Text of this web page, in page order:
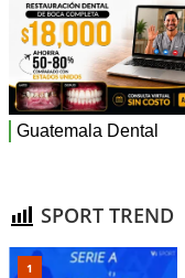
SPORT TREND